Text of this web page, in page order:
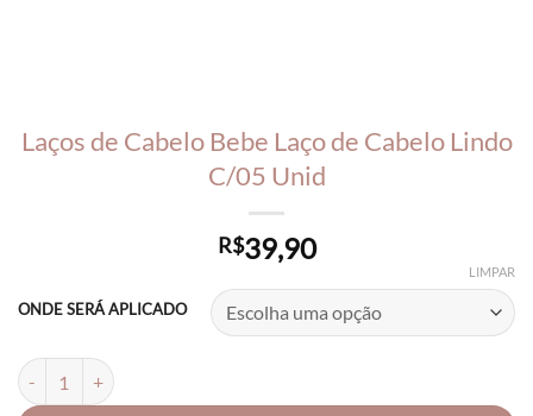
Laços de Cabelo Bebe Laço de Cabelo Lindo
C/05 Unid
R$39,90
ONDE SERÁ APLICADO
LIMPAR
Laços de Cabelo Bebe Laço de Cabelo Lindo C/05 Unid quantidade